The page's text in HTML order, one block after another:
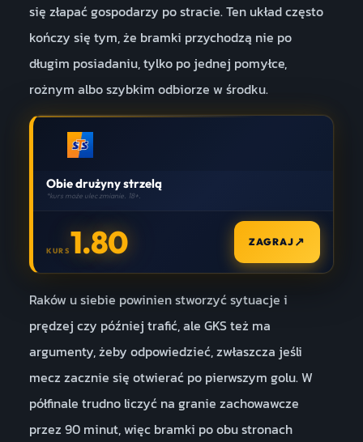
się złapać gospodarzy po stracie. Ten układ często
kończy się tym, że bramki przychodzą nie po
długim posiadaniu, tylko po jednej pomyłce,
rożnym albo szybkim odbiorze w środku.
Obie drużyny strzelą
*kurs może ulec zmianie. 18+.
KURS1.80 ZAGRAJ ↗
Raków u siebie powinien stworzyć sytuacje i
prędzej czy później trafić, ale GKS też ma
argumenty, żeby odpowiedzieć, zwłaszcza jeśli
mecz zacznie się otwierać po pierwszym golu. W
półfinale trudno liczyć na granie zachowawcze
przez 90 minut, więc bramki po obu stronach